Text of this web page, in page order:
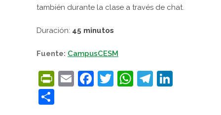
también durante la clase a través de chat.
Duración: 45 minutos
Fuente: CampusCESM
PrintFriendly
EmailFacebook
Twitter
WhatsApp